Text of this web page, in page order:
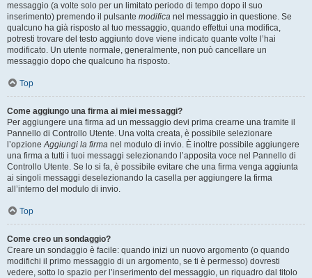
messaggio (a volte solo per un limitato periodo di tempo dopo il suo
inserimento) premendo il pulsante modifica nel messaggio in questione. Se
qualcuno ha già risposto al tuo messaggio, quando effettui una modifica,
potresti trovare del testo aggiunto dove viene indicato quante volte l’hai
modificato. Un utente normale, generalmente, non può cancellare un
messaggio dopo che qualcuno ha risposto.
Top
Come aggiungo una firma ai miei messaggi?
Per aggiungere una firma ad un messaggio devi prima crearne una tramite il
Pannello di Controllo Utente. Una volta creata, è possibile selezionare
l’opzioneAggiungi la firma nel modulo di invio. È inoltre possibile aggiungere
una firma a tutti i tuoi messaggi selezionando l’apposita voce nel Pannello di
Controllo Utente. Se lo si fa, è possibile evitare che una firma venga aggiunta
ai singoli messaggi deselezionando la casella per aggiungere la firma
all’interno del modulo di invio.
Top
Come creo un sondaggio?
Creare un sondaggio è facile: quando inizi un nuovo argomento (o quando
modifichi il primo messaggio di un argomento, se ti è permesso) dovresti
vedere, sotto lo spazio per l’inserimento del messaggio, un riquadro dal titolo